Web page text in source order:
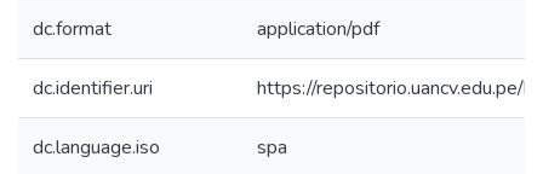
dc.format application/pdf
dc.identifier.uri https://repositorio.uancv.edu.pe/
dc.language.iso spa